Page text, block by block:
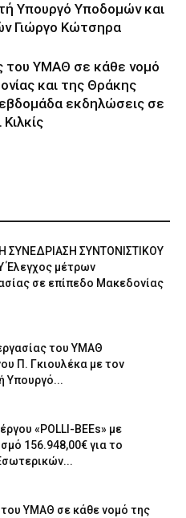
Υπουργό Υποδομών και
Γιώργο Κώτσηρα
του ΥΜΑΘ σε κάθε νομό
και της Θράκης
εκδηλώσεις σε
ΣΥΝΕΔΡΙΑΣΗ ΣΥΝΤΟΝΙΣΤΙΚΟΥ
Έλεγχος μέτρων
σε επίπεδο Μακεδονίας
του ΥΜΑΘ
Π. Γκιουλέκα με τον
Υπουργό...
«POLLI-BEEs» με
156.948,00€ για το
του ΥΜΑΘ σε κάθε νομό της